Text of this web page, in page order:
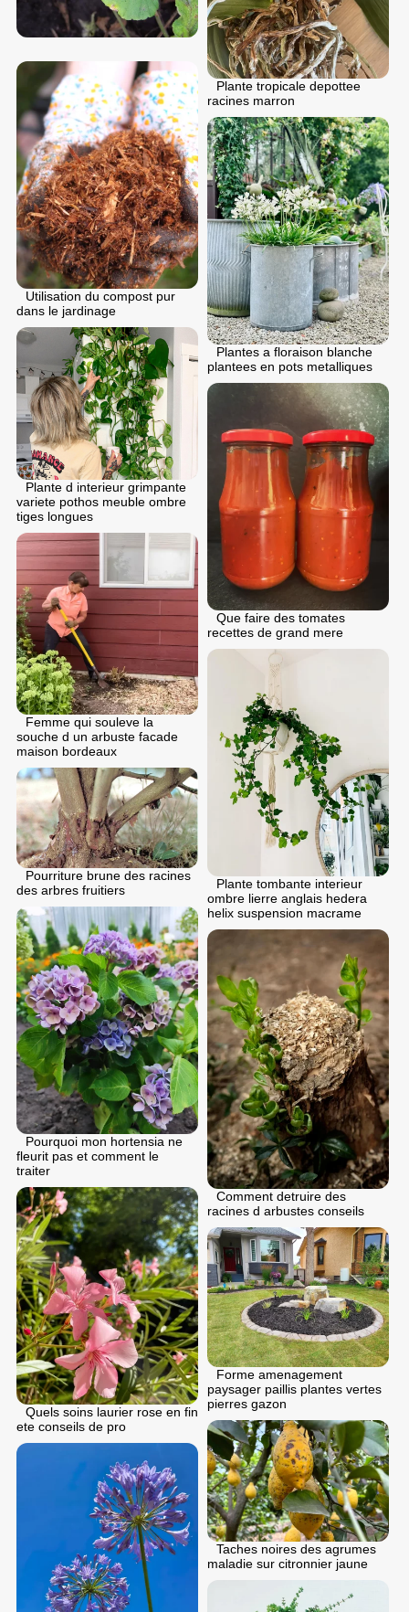
Plante tropicale depottee
racines marron
Utilisation du compost pur
dans le jardinage
Plantes a floraison blanche
plantees en pots metalliques
Plante d interieur grimpante
variete pothos meuble ombre
tiges longues
Que faire des tomates
recettes de grand mere
Femme qui souleve la
souche d un arbuste facade
maison bordeaux
Plante tombante interieur
ombre lierre anglais hedera
helix suspension macrame
Pourriture brune des racines
des arbres fruitiers
Pourquoi mon hortensia ne
fleurit pas et comment le
traiter
Comment detruire des
racines d arbustes conseils
Quels soins laurier rose en fin
ete conseils de pro
Forme amenagement
paysager paillis plantes vertes
pierres gazon
Taches noires des agrumes
maladie sur citronnier jaune